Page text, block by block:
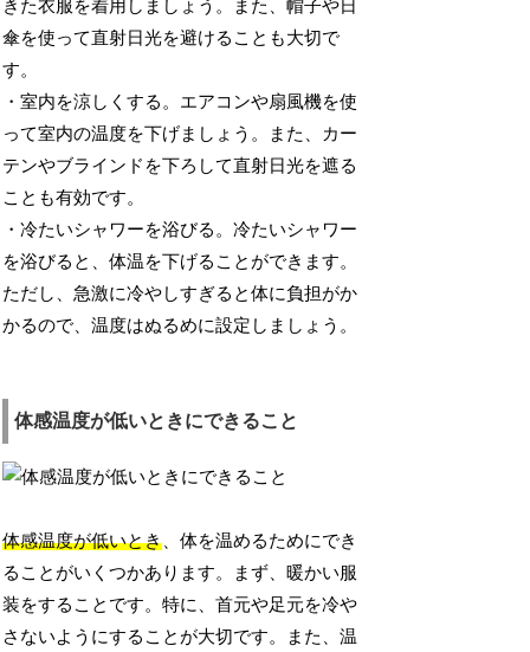
きた衣服を着用しましょう。また、帽子や日
傘を使って直射日光を避けることも大切で
す。
・室内を涼しくする。エアコンや扇風機を使
って室内の温度を下げましょう。また、カー
テンやブラインドを下ろして直射日光を遮る
ことも有効です。
・冷たいシャワーを浴びる。冷たいシャワー
を浴びると、体温を下げることができます。
ただし、急激に冷やしすぎると体に負担がか
かるので、温度はぬるめに設定しましょう。
体感温度が低いときにできること
体感温度が低いとき、体を温めるためにでき
ることがいくつかあります。まず、暖かい服
装をすることです。特に、首元や足元を冷や
さないようにすることが大切です。また、温